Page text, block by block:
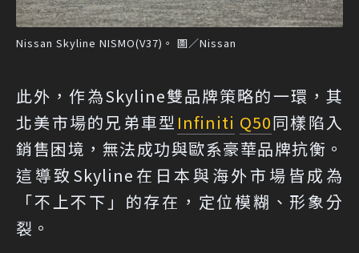
Nissan Skyline NISMO(V37)。 圖／Nissan
此外，作為Skyline雙品牌策略的一環，其
北美市場的兄弟車型 Infiniti Q50同樣陷入
銷售困境，無法成功與歐系豪華品牌抗衡。
這導致Skyline在日本與海外市場皆成為
「不上不下」的存在，定位模糊、形象分
裂。